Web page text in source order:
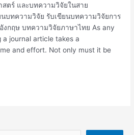
ตร์ และบทความวิจัยในสาย
บทความวิจัย รับเขียนบทความวิจัยการ
งกฤษ บทความวิจัยภาษาไทย As any
journal article takes a
and effort. Not only must it be